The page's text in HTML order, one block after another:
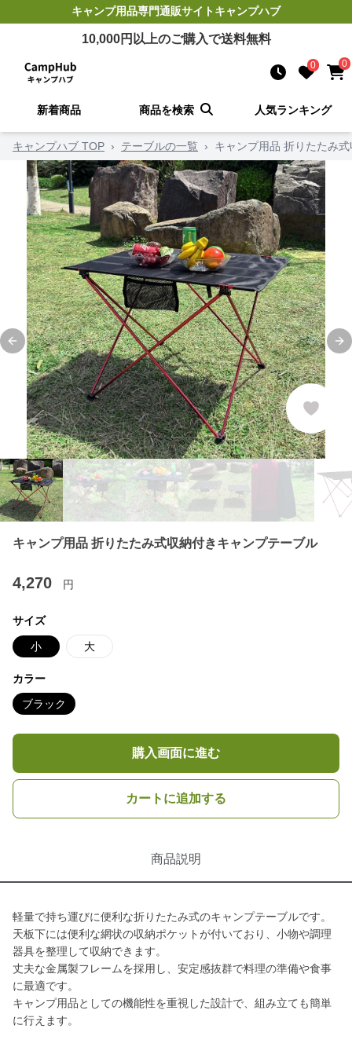
キャンプ用品専門通販サイトキャンプハブ
10,000円以上のご購入で送料無料
0 0
新着商品 商品を検索 人気ランキング
キャンプハブ TOP › テーブルの一覧 › キャンプ用品 折りたたみ
Previous slide
キャンプ用品 折りたたみ式収納付きキャンプテーブル
4,270 円
サイズ
小 大
カラー
ブラック
購入画面に進む
カートに追加する
商品説明
軽量で持ち運びに便利な折りたたみ式のキャンプテーブルです。
天板下には便利な網状の収納ポケットが付いており、小物や調理
器具を整理して収納できます。
丈夫な金属製フレームを採用し、安定感抜群で料理の準備や食事
に最適です。
キャンプ用品としての機能性を重視した設計で、組み立ても簡単
に行えます。